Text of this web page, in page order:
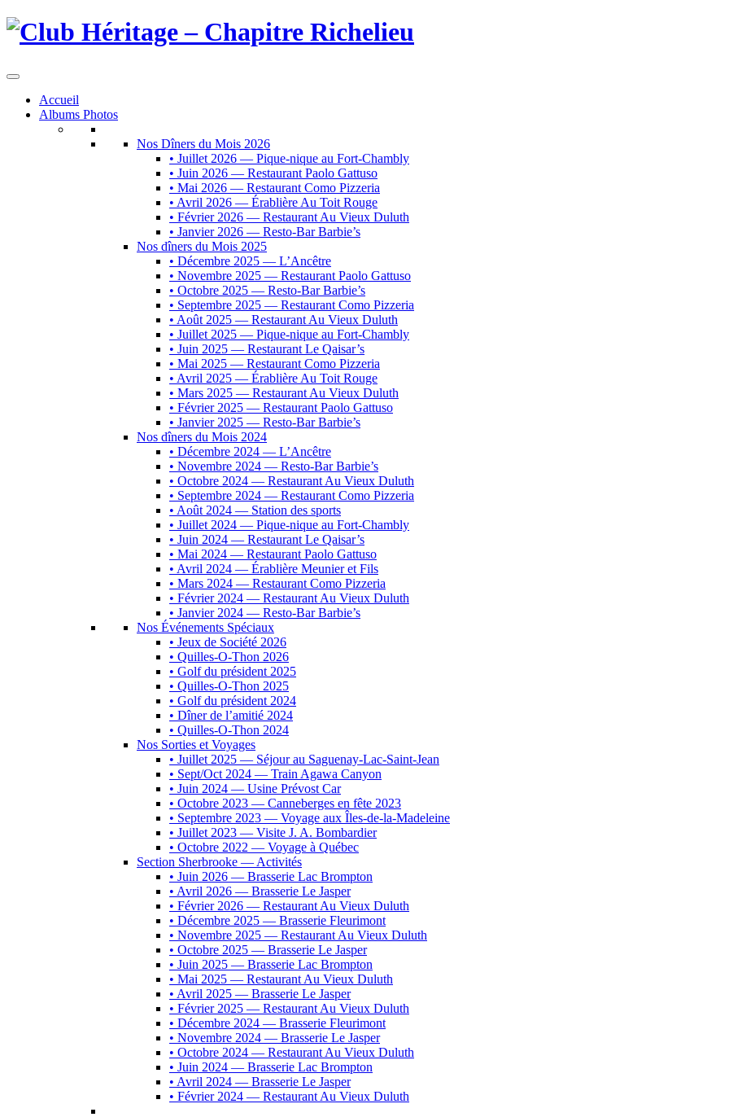
Accueil
Albums Photos
Nos Dîners du Mois 2026
• Juillet 2026 — Pique-nique au Fort-Chambly
• Juin 2026 — Restaurant Paolo Gattuso
• Mai 2026 — Restaurant Como Pizzeria
• Avril 2026 — Érablière Au Toit Rouge
• Février 2026 — Restaurant Au Vieux Duluth
• Janvier 2026 — Resto-Bar Barbie’s
Nos dîners du Mois 2025
• Décembre 2025 — L’Ancêtre
• Novembre 2025 — Restaurant Paolo Gattuso
• Octobre 2025 — Resto-Bar Barbie’s
• Septembre 2025 — Restaurant Como Pizzeria
• Août 2025 — Restaurant Au Vieux Duluth
• Juillet 2025 — Pique-nique au Fort-Chambly
• Juin 2025 — Restaurant Le Qaisar’s
• Mai 2025 — Restaurant Como Pizzeria
• Avril 2025 — Érablière Au Toit Rouge
• Mars 2025 — Restaurant Au Vieux Duluth
• Février 2025 — Restaurant Paolo Gattuso
• Janvier 2025 — Resto-Bar Barbie’s
Nos dîners du Mois 2024
• Décembre 2024 — L’Ancêtre
• Novembre 2024 — Resto-Bar Barbie’s
• Octobre 2024 — Restaurant Au Vieux Duluth
• Septembre 2024 — Restaurant Como Pizzeria
• Août 2024 — Station des sports
• Juillet 2024 — Pique-nique au Fort-Chambly
• Juin 2024 — Restaurant Le Qaisar’s
• Mai 2024 — Restaurant Paolo Gattuso
• Avril 2024 — Érablière Meunier et Fils
• Mars 2024 — Restaurant Como Pizzeria
• Février 2024 — Restaurant Au Vieux Duluth
• Janvier 2024 — Resto-Bar Barbie’s
Nos Événements Spéciaux
• Jeux de Société 2026
• Quilles-O-Thon 2026
• Golf du président 2025
• Quilles-O-Thon 2025
• Golf du président 2024
• Dîner de l’amitié 2024
• Quilles-O-Thon 2024
Nos Sorties et Voyages
• Juillet 2025 — Séjour au Saguenay-Lac-Saint-Jean
• Sept/Oct 2024 — Train Agawa Canyon
• Juin 2024 — Usine Prévost Car
• Octobre 2023 — Canneberges en fête 2023
• Septembre 2023 — Voyage aux Îles-de-la-Madeleine
• Juillet 2023 — Visite J. A. Bombardier
• Octobre 2022 — Voyage à Québec
Section Sherbrooke — Activités
• Juin 2026 — Brasserie Lac Brompton
• Avril 2026 — Brasserie Le Jasper
• Février 2026 — Restaurant Au Vieux Duluth
• Décembre 2025 — Brasserie Fleurimont
• Novembre 2025 — Restaurant Au Vieux Duluth
• Octobre 2025 — Brasserie Le Jasper
• Juin 2025 — Brasserie Lac Brompton
• Mai 2025 — Restaurant Au Vieux Duluth
• Avril 2025 — Brasserie Le Jasper
• Février 2025 — Restaurant Au Vieux Duluth
• Décembre 2024 — Brasserie Fleurimont
• Novembre 2024 — Brasserie Le Jasper
• Octobre 2024 — Restaurant Au Vieux Duluth
• Juin 2024 — Brasserie Lac Brompton
• Avril 2024 — Brasserie Le Jasper
• Février 2024 — Restaurant Au Vieux Duluth